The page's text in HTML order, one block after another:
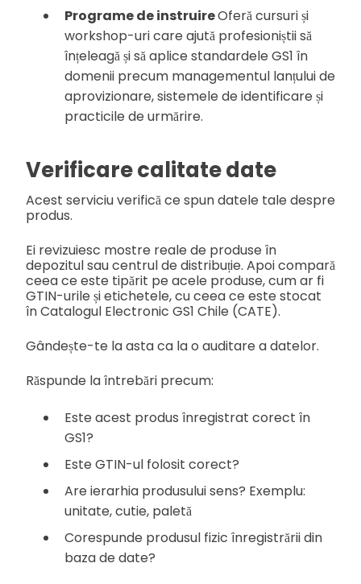
Programe de instruireOferă cursuri și
workshop-uri care ajută profesioniștii să
înțeleagă și să aplice standardele GS1 în
domenii precum managementul lanțului de
aprovizionare, sistemele de identificare și
practicile de urmărire.
Verificare calitate date
Acest serviciu verifică ce spun datele tale despre
produs.
Ei revizuiesc mostre reale de produse în
depozitul sau centrul de distribuție. Apoi compară
ceea ce este tipărit pe acele produse, cum ar fi
GTIN-urile și etichetele, cu ceea ce este stocat
în Catalogul Electronic GS1 Chile (CATE).
Gândește-te la asta ca la o auditare a datelor.
Răspunde la întrebări precum:
Este acest produs înregistrat corect în
GS1?
Este GTIN-ul folosit corect?
Are ierarhia produsului sens? Exemplu:
unitate, cutie, paletă
Corespunde produsul fizic înregistrării din
baza de date?